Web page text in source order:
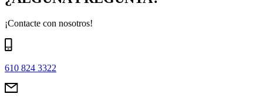
¡Contacte con nosotros!
610 824 3322